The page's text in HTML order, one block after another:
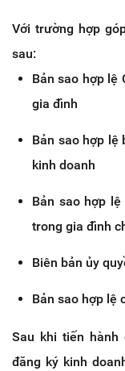
Với trường hợp
sau:
Bản sao hợp lệ
gia đình
Bản sao hợp lệ
kinh doanh
Bản sao hợp
trong gia đình
Biên bản ủy
Bản sao hợp lệ
Sau khi tiến hành
đăng ký kinh